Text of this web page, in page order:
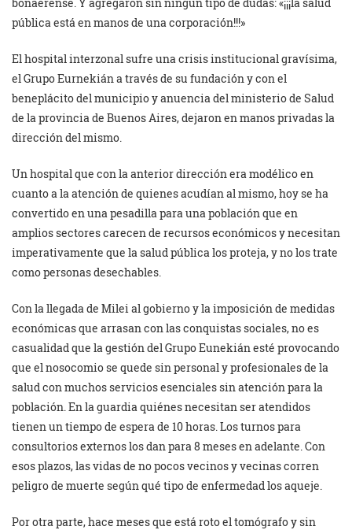
pública está en manos de una corporación!!!»
El hospital interzonal sufre una crisis institucional gravísima,
el Grupo Eurnekián a través de su fundación y con el
beneplácito del municipio y anuencia del ministerio de Salud
de la provincia de Buenos Aires, dejaron en manos privadas la
dirección del mismo.
Un hospital que con la anterior dirección era modélico en
cuanto a la atención de quienes acudían al mismo, hoy se ha
convertido en una pesadilla para una población que en
amplios sectores carecen de recursos económicos y necesitan
imperativamente que la salud pública los proteja, y no los trate
como personas desechables.
Con la llegada de Milei al gobierno y la imposición de medidas
económicas que arrasan con las conquistas sociales, no es
casualidad que la gestión del Grupo Eunekián esté provocando
que el nosocomio se quede sin personal y profesionales de la
salud con muchos servicios esenciales sin atención para la
población. En la guardia quiénes necesitan ser atendidos
tienen un tiempo de espera de 10 horas. Los turnos para
consultorios externos los dan para 8 meses en adelante. Con
esos plazos, las vidas de no pocos vecinos y vecinas corren
peligro de muerte según qué tipo de enfermedad los aqueje.
Por otra parte, hace meses que está roto el tomógrafo y sin